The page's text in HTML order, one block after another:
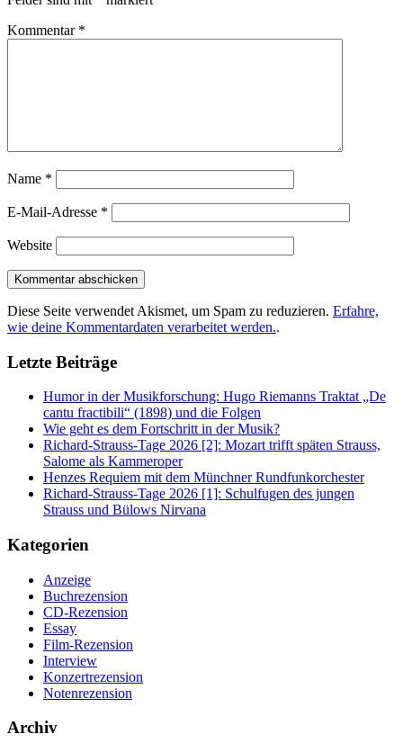
Kommentar *
Name *
E-Mail-Adresse *
Website
Diese Seite verwendet Akismet, um Spam zu reduzieren. Erfahre,
wie deine Kommentardaten verarbeitet werden..
Letzte Beiträge
Humor in der Musikforschung: Hugo Riemanns Traktat „De
cantu fractibili“ (1898) und die Folgen
Wie geht es dem Fortschritt in der Musik?
Richard-Strauss-Tage 2026 [2]: Mozart trifft späten Strauss,
Salome als Kammeroper
Henzes Requiem mit dem Münchner Rundfunkorchester
Richard-Strauss-Tage 2026 [1]: Schulfugen des jungen
Strauss und Bülows Nirvana
Kategorien
Anzeige
Buchrezension
CD-Rezension
Essay
Film-Rezension
Interview
Konzertrezension
Notenrezension
Archiv